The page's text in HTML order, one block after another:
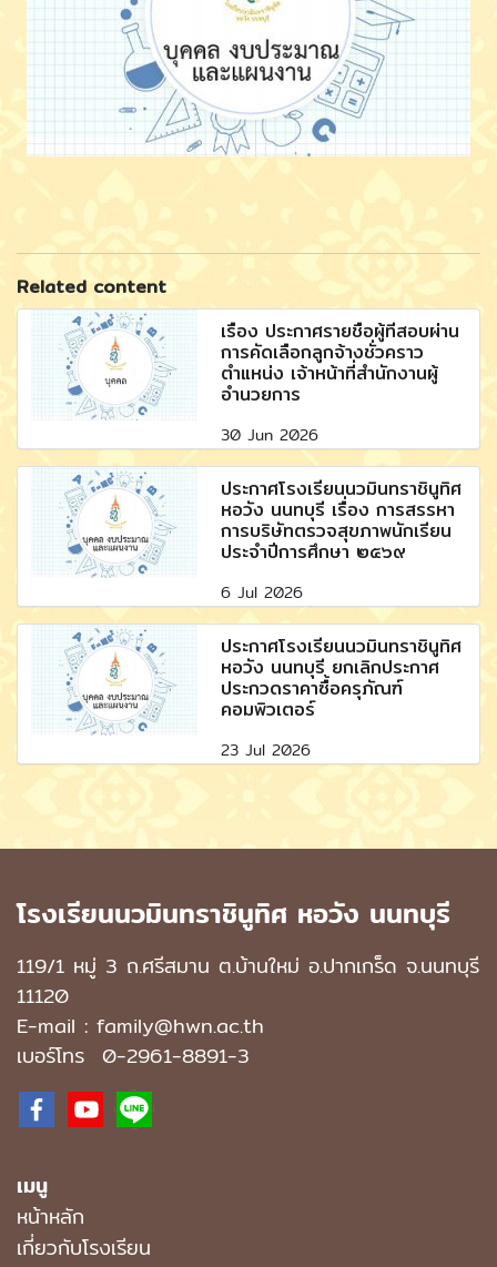
Related content
เรื่อง ประกาศรายชื่อผู้ที่สอบผ่าน
การคัดเลือกลูกจ้างชั่วคราว
ตำแหน่ง เจ้าหน้าที่สำนักงานผู้
อำนวยการ
30 Jun 2026
ประกาศโรงเรียนนวมินทราชินูทิศ
หอวัง นนทบุรี เรื่อง การสรรหา
การบริษัทตรวจสุขภาพนักเรียน
ประจำปีการศึกษา ๒๕๖๙
6 Jul 2026
ประกาศโรงเรียนนวมินทราชินูทิศ
หอวัง นนทบุรี ยกเลิกประกาศ
ประกวดราคาซื้อครุภัณฑ์
คอมพิวเตอร์
23 Jul 2026
โรงเรียนนวมินทราชินูทิศ หอวัง นนทบุรี
119/1 หมู่ 3 ถ.ศรีสมาน ต.บ้านใหม่ อ.ปากเกร็ด จ.นนทบุรี
11120
E-mail : family@hwn.ac.th
เบอร์โทร 0-2961-8891-3
เมนู
หน้าหลัก
เกี่ยวกับโรงเรียน